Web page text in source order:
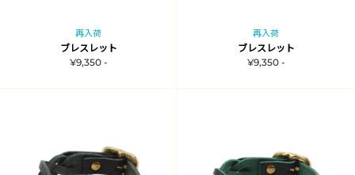
再入荷
ブレスレット
¥9,350 -
再入荷
ブレスレット
¥9,350 -